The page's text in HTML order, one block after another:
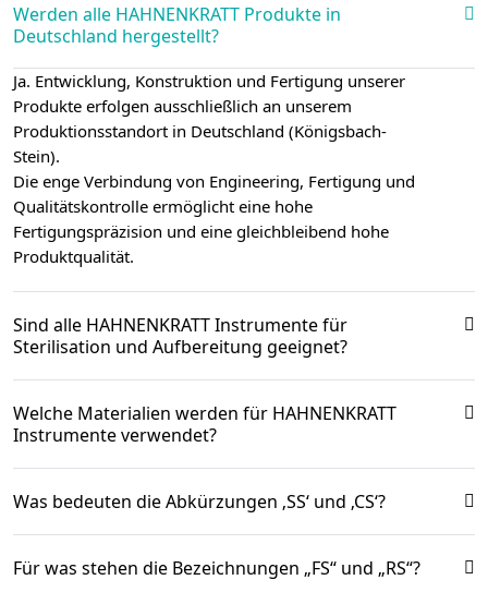
Werden alle HAHNENKRATT Produkte in
Deutschland hergestellt?
Ja. Entwicklung, Konstruktion und Fertigung unserer
Produkte erfolgen ausschließlich an unserem
Produktionsstandort in Deutschland (Königsbach-
Stein).
Die enge Verbindung von Engineering, Fertigung und
Qualitätskontrolle ermöglicht eine hohe
Fertigungspräzision und eine gleichbleibend hohe
Produktqualität.
Sind alle HAHNENKRATT Instrumente für
Sterilisation und Aufbereitung geeignet?
Welche Materialien werden für HAHNENKRATT
Instrumente verwendet?
Was bedeuten die Abkürzungen ‚SS‘ und ‚CS‘?
Für was stehen die Bezeichnungen „FS“ und „RS“?